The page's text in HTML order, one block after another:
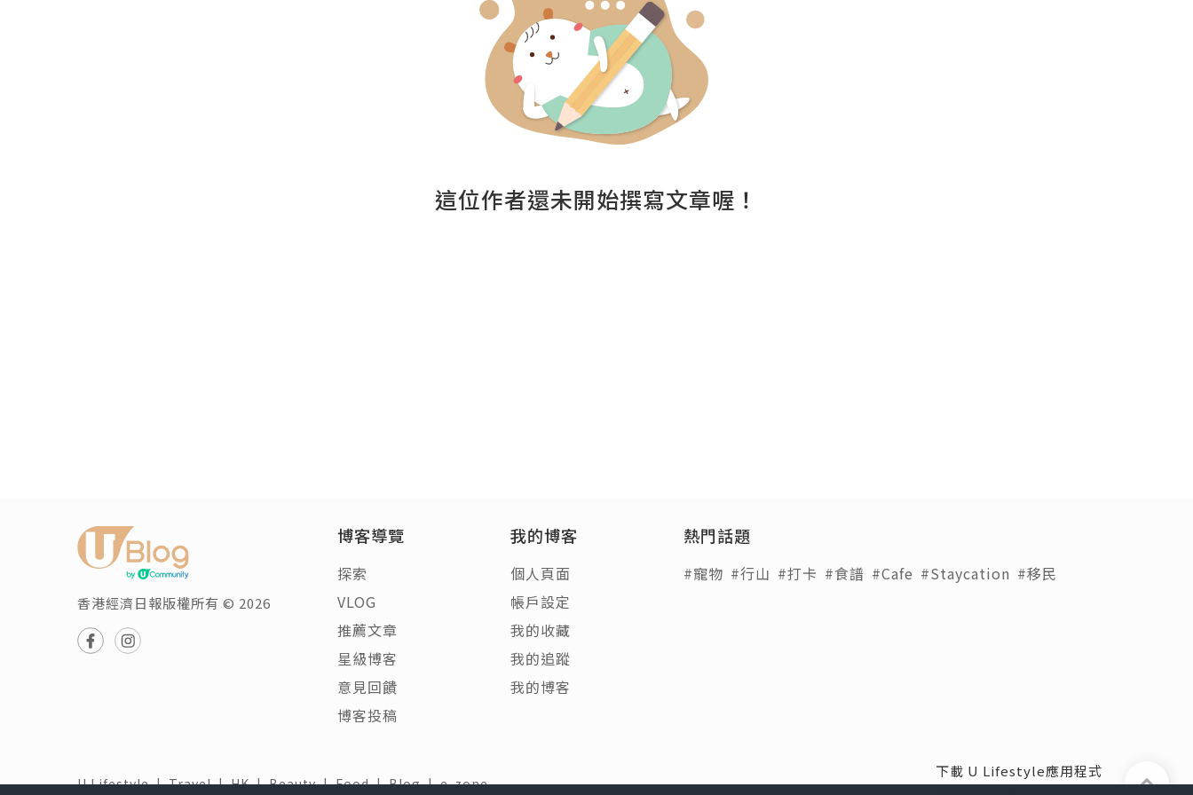
這位作者還未開始撰寫文章喔！
香港經濟日報版權所有 © 2026
博客導覽
探索
VLOG
推薦文章
星級博客
意見回饋
博客投稿
我的博客
個人頁面
帳戶設定
我的收藏
我的追蹤
我的博客
熱門話題
#寵物 #行山 #打卡 #食譜 #Cafe #Staycation #移民
U Lifestyle|Travel|HK|Beauty|Food|Blog|e-zone
下載 U Lifestyle應用程式